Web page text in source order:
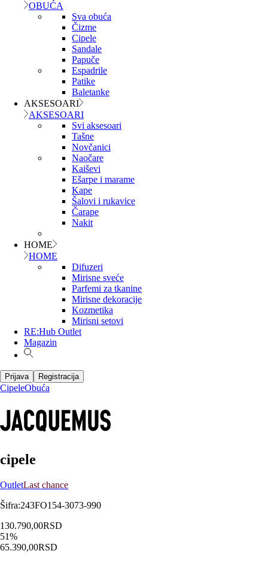
OBUĆA
Sva obuća
Čizme
Cipele
Sandale
Papuče
Espadrile
Patike
Baletanke
AKSESOARI
AKSESOARI
Svi aksesoari
Tašne
Novčanici
Naočare
Kaiševi
Ešarpe i marame
Kape
Šalovi i rukavice
Čarape
Nakit
HOME
HOME
Difuzeri
Mirisne sveće
Parfemi za tkanine
Mirisne dekoracije
Kozmetika
Mirisni setovi
RE:Hub Outlet
Magazin
Prijava Registracija
CipeleObuća
cipele
OutletLast chance
Šifra:243FO154-3073-990
130.790,00RSD
51%
65.390,00RSD